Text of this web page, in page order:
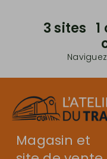
3 sites
Magasin et